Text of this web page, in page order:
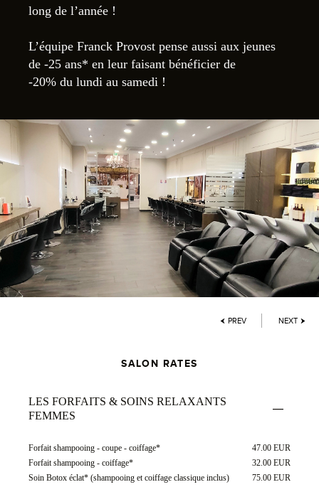
long de l’année !
L’équipe Franck Provost pense aussi aux jeunes
de -25 ans* en leur faisant bénéficier de
-20% du lundi au samedi !
PREV NEXT
SALON RATES
LES FORFAITS & SOINS RELAXANTS
FEMMES
Forfait shampooing - coupe - coiffage*
47.00 EUR
Forfait shampooing - coiffage*
32.00 EUR
Soin Botox éclat* (shampooing et coiffage classique inclus)
75.00 EUR